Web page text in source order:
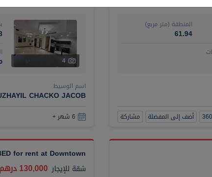
المنطقة (متر مربع)
61.94
أضف إلى المفضلة مشاركة
4
اسم الوسيط
CHACKO JACOB
6 شهر +
for rent at Downtown
شقة للإيجار 130,000 درهم